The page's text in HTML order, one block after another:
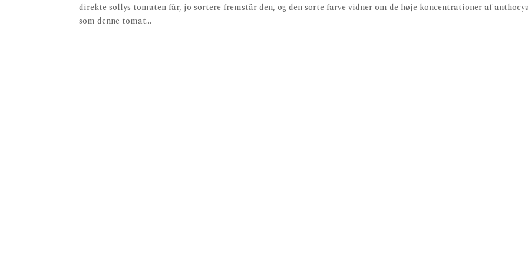
direkte sollys tomaten får, jo sortere fremstår den, og den sorte farve vidner om de høje koncentrationer af
som denne tomat...